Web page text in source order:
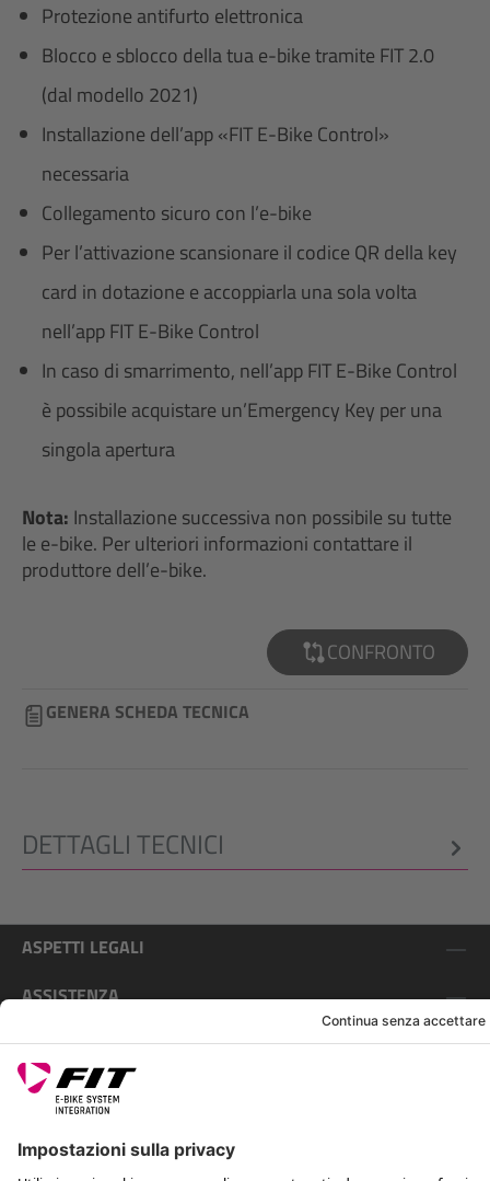
Protezione antifurto elettronica
Blocco e sblocco della tua e-bike tramite FIT 2.0
(dal modello 2021)
Installazione dell’app «FIT E-Bike Control»
necessaria
Collegamento sicuro con l’e-bike
Per l’attivazione scansionare il codice QR della key
card in dotazione e accoppiarla una sola volta
nell’app FIT E-Bike Control
In caso di smarrimento, nell’app FIT E-Bike Control
è possibile acquistare un’Emergency Key per una
singola apertura
Nota: Installazione successiva non possibile su tutte
le e-bike. Per ulteriori informazioni contattare il
produttore dell’e-bike.
CONFRONTO
GENERA SCHEDA TECNICA
DETTAGLI TECNICI
ASPETTI LEGALI
ASSISTENZA
SEGUICI SU